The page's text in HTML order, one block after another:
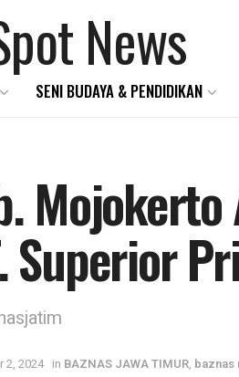
SENI BUDAYA & PENDIDIKAN
Superior
2, 2024 in BAZNAS JAWA TIMUR,